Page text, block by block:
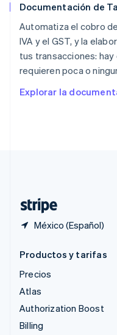
Documentación de
Automatiza el cobro
IVA y el GST, y la
tus transacciones:
requieren poca o
Explorar la
México (Español)
RAE de Hong Kong,
English简体中文
Reino Unido
English
República Checa
English
English
Productos y tarifas
Precios
Atlas
Authorization Boost
Billing